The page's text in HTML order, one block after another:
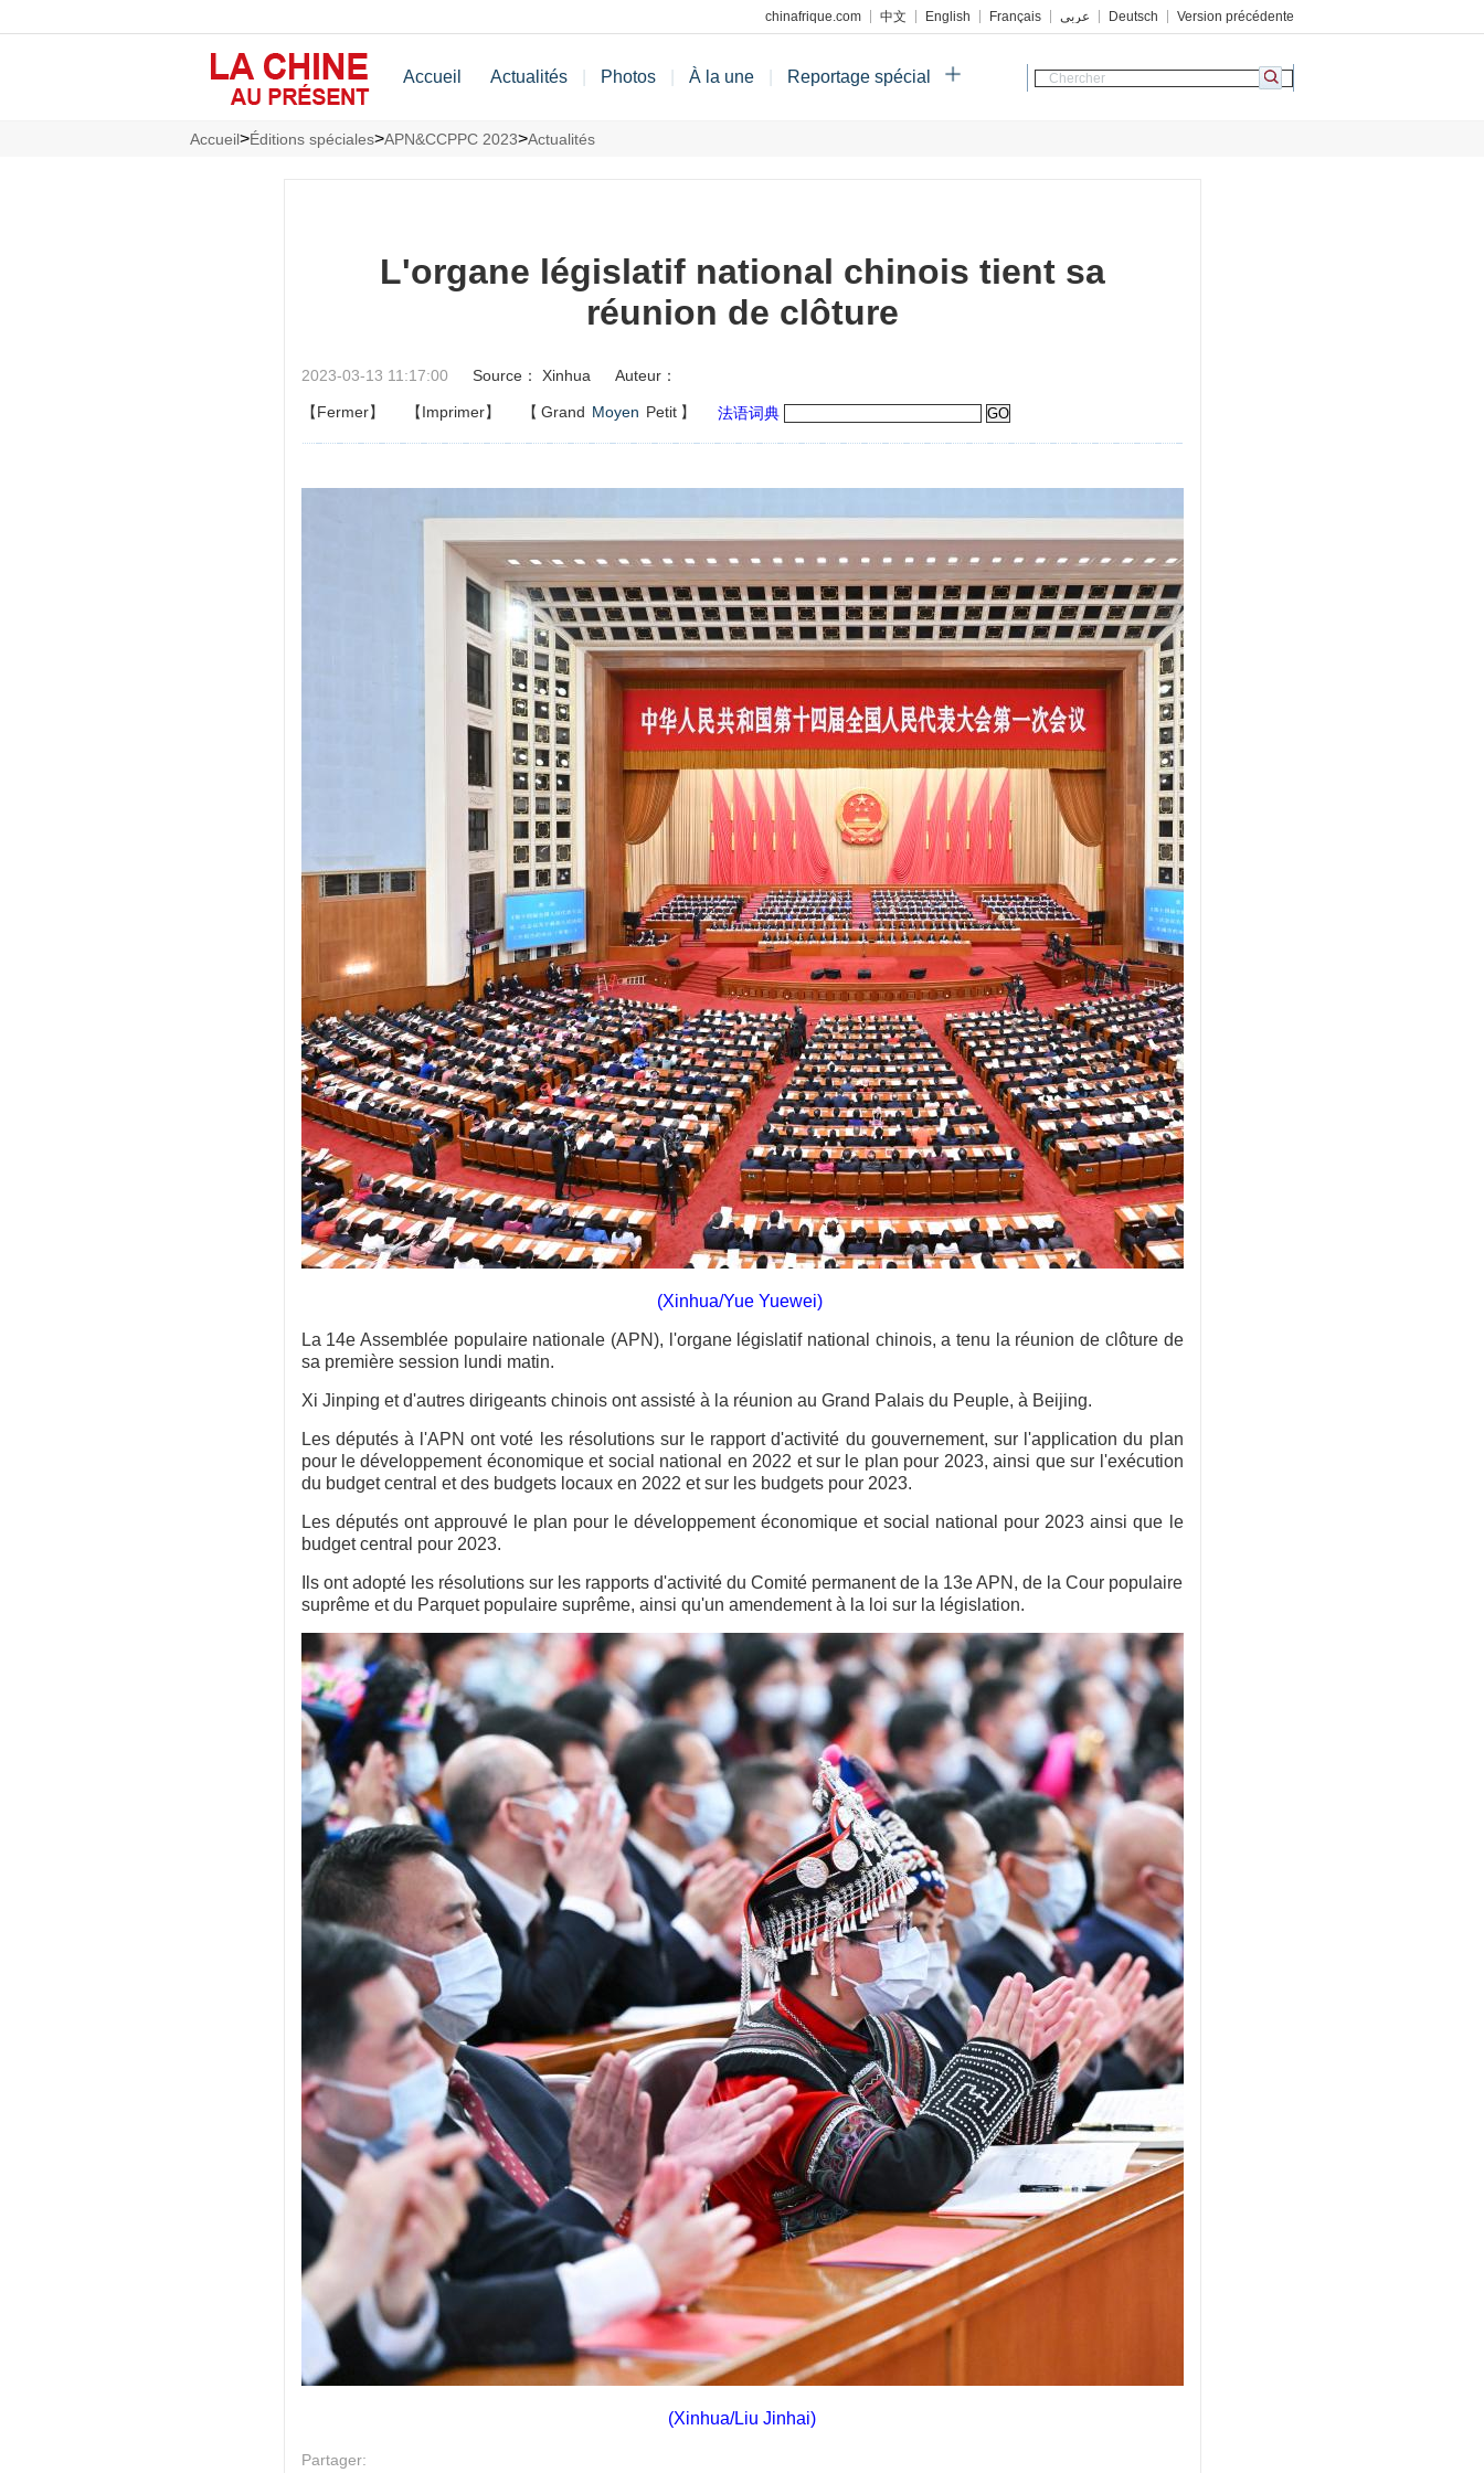
chinafrique.com 中文 English Français عربي Deutsch Version précédente
Accueil Actualités Photos À la une Reportage spécial
Accueil>Éditions spéciales>APN&CCPPC 2023>Actualités
L'organe législatif national chinois tient sa
réunion de clôture
2023-03-13 11:17:00 Source： Xinhua Auteur：
【Fermer】 【Imprimer】 【 Grand Moyen Petit 】 法语词典
(Xinhua/Yue Yuewei)
La 14e Assemblée populaire nationale (APN), l'organe législatif national chinois, a tenu la réunion de clôture de
sa première session lundi matin.
Xi Jinping et d'autres dirigeants chinois ont assisté à la réunion au Grand Palais du Peuple, à Beijing.
Les députés à l'APN ont voté les résolutions sur le rapport d'activité du gouvernement, sur l'application du plan
pour le développement économique et social national en 2022 et sur le plan pour 2023, ainsi que sur l'exécution
du budget central et des budgets locaux en 2022 et sur les budgets pour 2023.
Les députés ont approuvé le plan pour le développement économique et social national pour 2023 ainsi que le
budget central pour 2023.
Ils ont adopté les résolutions sur les rapports d'activité du Comité permanent de la 13e APN, de la Cour populaire
suprême et du Parquet populaire suprême, ainsi qu'un amendement à la loi sur la législation.
(Xinhua/Liu Jinhai)
Partager: